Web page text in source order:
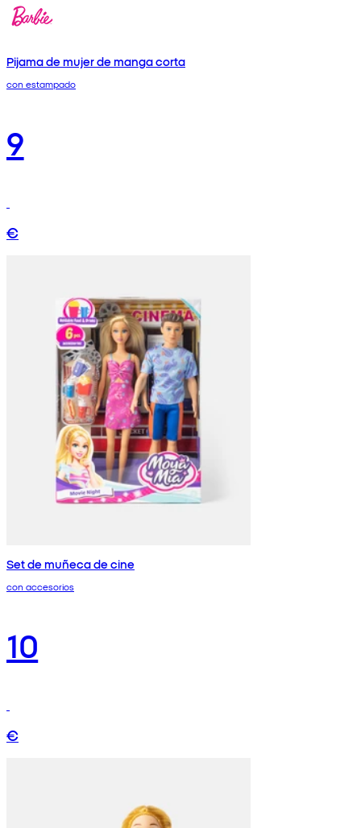
Pijama de mujer de manga corta
con estampado
9
€
Set de muñeca de cine
con accesorios
10
€